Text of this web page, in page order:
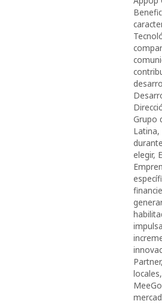
Grupo
Latina,
durante
elegir,
generar
Partner,
locales,
MeeGo